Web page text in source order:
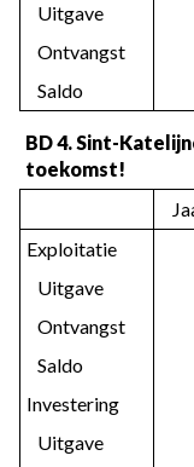
   Uitgave
   Ontvangst
   Saldo
BD 4. Sint-
toekomst!
Exploitatie
   Uitgave
   Ontvangst
   Saldo
Investering
   Uitgave